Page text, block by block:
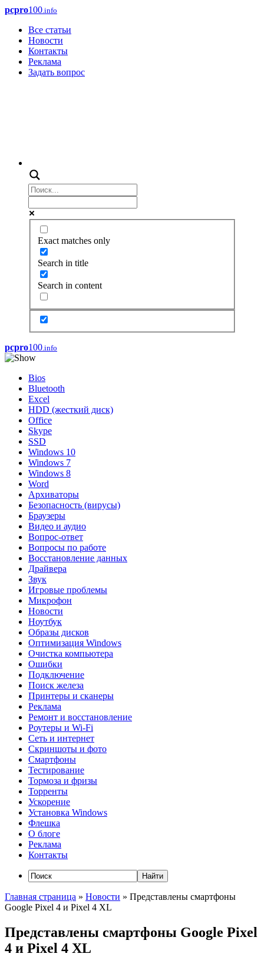
pcpro100.info
Все статьи
Новости
Контакты
Реклама
Задать вопрос
Exact matches only
Search in title
Search in content
pcpro100.info
Bios
Bluetooth
Excel
HDD (жесткий диск)
Office
Skype
SSD
Windows 10
Windows 7
Windows 8
Word
Архиваторы
Безопасность (вирусы)
Браузеры
Видео и аудио
Вопрос-ответ
Вопросы по работе
Восстановление данных
Драйвера
Звук
Игровые проблемы
Микрофон
Новости
Ноутбук
Образы дисков
Оптимизация Windows
Очистка компьютера
Ошибки
Подключение
Поиск железа
Принтеры и сканеры
Реклама
Ремонт и восстановление
Роутеры и Wi-Fi
Сеть и интернет
Скриншоты и фото
Смартфоны
Тестирование
Тормоза и фризы
Торренты
Ускорение
Установка Windows
Флешка
О блоге
Реклама
Контакты
Главная страница » Новости » Представлены смартфоны
Google Pixel 4 и Pixel 4 XL
Представлены смартфоны Google Pixel
4 и Pixel 4 XL